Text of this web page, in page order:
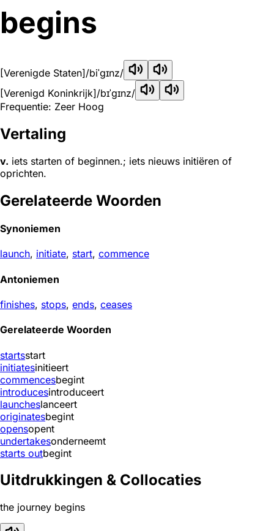
begins
[Verenigde Staten]/biˈɡɪnz/
[Verenigd Koninkrijk]/bɪˈɡɪnz/
Frequentie: Zeer Hoog
Vertaling
v. iets starten of beginnen.; iets nieuws initiëren of
oprichten.
Gerelateerde Woorden
Synoniemen
launch, initiate, start, commence
Antoniemen
finishes, stops, ends, ceases
Gerelateerde Woorden
startsstart
initiatesinitieert
commencesbegint
introducesintroduceert
launcheslanceert
originatesbegint
opensopent
undertakesonderneemt
starts outbegint
Uitdrukkingen & Collocaties
the journey begins